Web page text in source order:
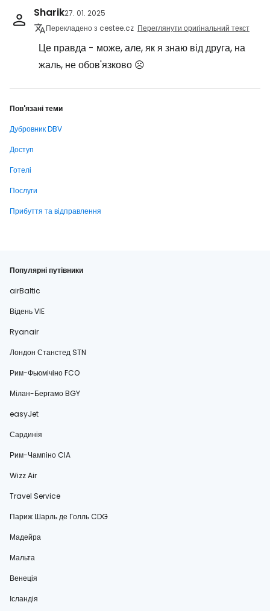
Sharik27. 01. 2025
Перекладено з cestee.cz Переглянути оригінальний текст
Це правда - може, але, як я знаю від друга, на
жаль, не обов'язково ☹️
Пов'язані теми
Дубровник DBV
Доступ
Готелі
Послуги
Прибуття та відправлення
Популярні путівники
airBaltic
Відень VIE
Ryanair
Лондон Станстед STN
Рим-Фьюмічіно FCO
Мілан-Бергамо BGY
easyJet
Сардинія
Рим-Чампіно CIA
Wizz Air
Travel Service
Париж Шарль де Голль CDG
Мадейра
Мальта
Венеція
Ісландія